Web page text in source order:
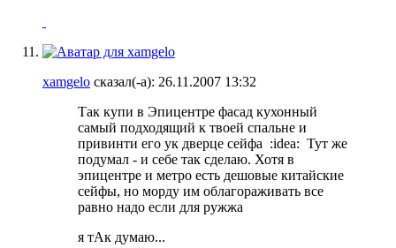
xamgelo сказал(-а): 26.11.2007 13:32
Так купи в Эпицентре фасад кухонный
самый подходящий к твоей спальне и
привинти его ук дверце сейфа :idea: Тут же
подумал - и себе так сделаю. Хотя в
эпицентре и метро есть дешовые китайские
сейфы, но морду им облагораживать все
равно надо если для ружжа
я тАк думаю...